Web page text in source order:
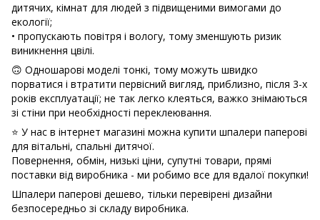
дитячих, кімнат для людей з підвищеними вимогами до
екології;
• пропускають повітря і вологу, тому зменшують ризик
виникнення цвілі.
🙃 Одношарові моделі тонкі, тому можуть швидко
порватися і втратити первісний вигляд, приблизно, після 3-х
років експлуатації; не так легко клеяться, важко знімаються
зі стіни при необхідності переклеювання.
⭐ У нас в інтернет магазині можна купити шпалери паперові
для вітальні, спальні дитячої.
Повернення, обмін, низькі ціни, супутні товари, прямі
поставки від виробника - ми робимо все для вдалої покупки!
Шпалери паперові дешево, тільки перевірені дизайни
безпосередньо зі складу виробника.